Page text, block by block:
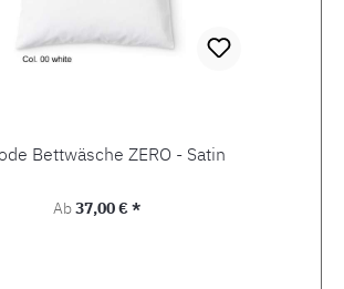
Bettwäsche ZERO - Satin
Regulärer Preis:
Ab37,00 € *